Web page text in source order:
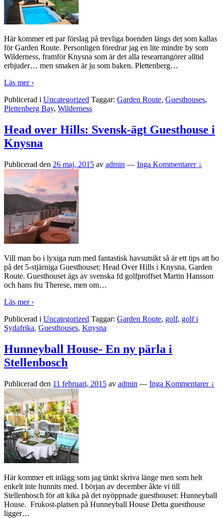
Här kommer ett par förslag på trevliga boenden längs det som kallas
för Garden Route. Personligen föredrar jag en lite mindre by som
Wilderness, framför Knysna som är det alla researrangörer alltid
erbjuder… men smaken är ju som baken. Plettenberg…
Läs mer ›
Publicerad i Uncategorized Taggar: Garden Route, Guesthouses,
Plettenberg Bay, Wilderness
Head over Hills: Svensk-ägt Guesthouse i
Knysna
Publicerad den 26 maj, 2015 av admin — Inga Kommentarer ↓
Vill man bo i lyxiga rum med fantastisk havsutsikt så är ett tips att bo
på det 5-stjärniga Guesthouset: Head Over Hills i Knysna, Garden
Route. Guesthouset ägs av svenska fd golfproffset Martin Hansson
och hans fru Therese, men om…
Läs mer ›
Publicerad i Uncategorized Taggar: Garden Route, golf, golf i
Sydafrika, Guesthouses, Knysna
Hunneyball House- En ny pärla i
Stellenbosch
Publicerad den 11 februari, 2015 av admin — Inga Kommentarer ↓
Här kommer ett inlägg som jag tänkt skriva länge men som helt
enkelt inte hunnits med. I början av december åkte vi till
Stellenbosch för att kika på det nyöppnade guesthouset: Hunneyball
House. Frukost-platsen på Hunneyball House Detta guesthouse
ligger…